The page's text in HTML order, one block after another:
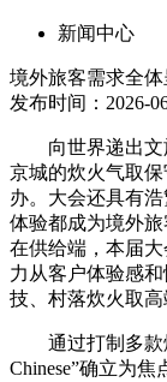
新闻中心
境外旅客需求全
发布时间：2026-
向世界递出文
京城的炊火气取
办。大会还具有
体验都成为境外
在供给端，本届
力从客户体验感
技、村落炊火取高
通过打制多款爆
Chinese”确立为